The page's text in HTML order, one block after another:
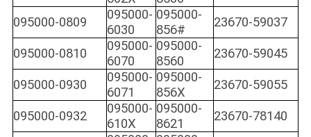
095000-0809
095000-
6030
095000-
856#
23670-59037
095000-0810
095000-
6070
095000-
8560
23670-59045
095000-0930
095000-
6071
095000-
856X
23670-59055
095000-0932
095000-
610X
095000-
8621
23670-78140